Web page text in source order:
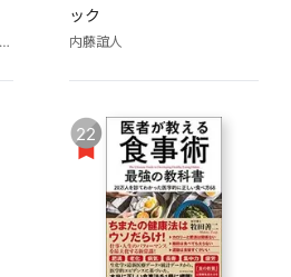
ック
内藤誼人
22